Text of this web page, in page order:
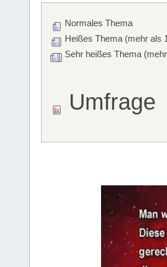
Normales Thema
Heißes Thema (mehr als
Sehr heißes Thema
Umfrage